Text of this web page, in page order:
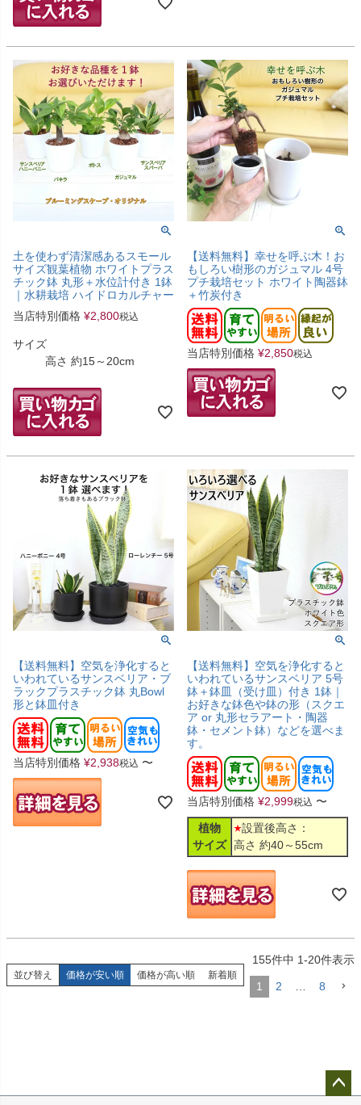
土を使わず清潔感あるスモール
サイズ観葉植物 ホワイトプラス
チック鉢 丸形＋水位計付き 1鉢
｜水耕栽培 ハイドロカルチャー
当店特別価格 ¥2,800税込
サイズ
高さ 約15～20cm
【送料無料】幸せを呼ぶ木！お
もしろい樹形のガジュマル 4号
プチ栽培セット ホワイト陶器鉢
＋竹炭付き
当店特別価格 ¥2,850税込
【送料無料】空気を浄化すると
いわれているサンスベリア・ブ
ラックプラスチック鉢 丸Bowl
形と鉢皿付き
当店特別価格 ¥2,938税込 〜
【送料無料】空気を浄化すると
いわれているサンスベリア 5号
鉢＋鉢皿（受け皿）付き 1鉢｜
お好きな鉢色や鉢の形（スクエ
ア or 丸形セラアート・陶器
鉢・セメント鉢）などを選べま
す。
当店特別価格 ¥2,999税込 〜
植物
サイズ
設置後高さ：
高さ 約40～55cm
並び替え 価格が安い順 価格が高い順 新着順
155件中 1-20件表示
1 2 … 8